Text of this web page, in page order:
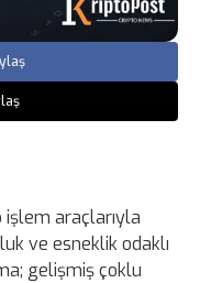
araçlarıyla
ve esneklik odaklı
gelişmiş çoklu